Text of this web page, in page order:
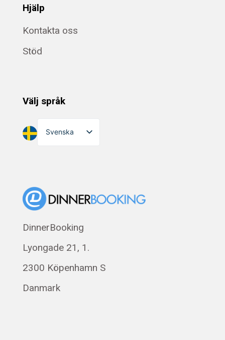
Hjälp
Kontakta oss
Stöd
Välj språk
Svenska
English
Norsk bokmål
Polski
Français
Română
DinnerBooking
Lyongade 21, 1.
2300 Köpenhamn S
Danmark